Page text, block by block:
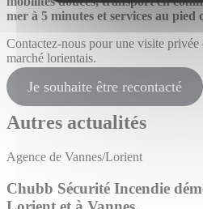
mer à 5 minutes et services au pied
Contactez-nous pour une visite
marché lorientais.
Je souhaite être recontacté
Autres actualités
Agence de Vannes/Lorient
Chubb Sécurité Incendie